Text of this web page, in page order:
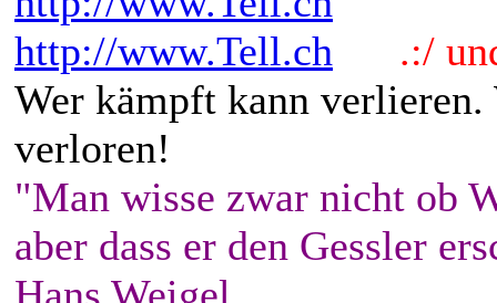
http://www.Tell.ch
.:/
Wer kämpft kann
verloren!
"Man wisse zwar nicht ob
aber dass er den Gessler